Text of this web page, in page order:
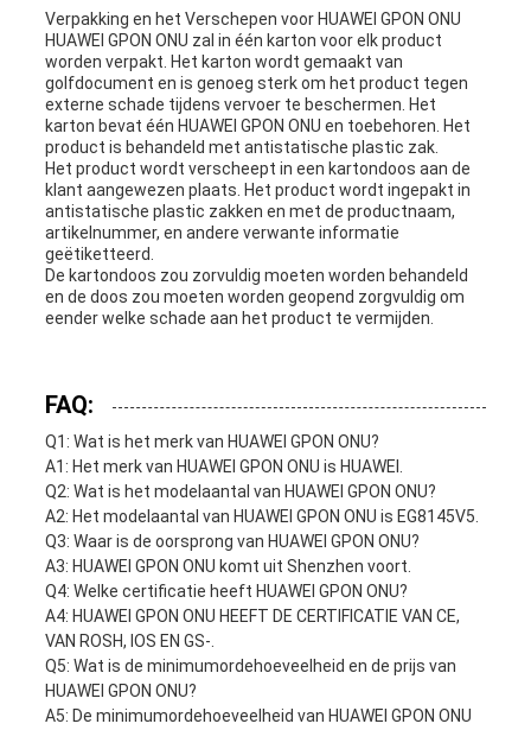
Verpakking en het Verschepen voor HUAWEI GPON ONU
HUAWEI GPON ONU zal in één karton voor elk product
worden verpakt. Het karton wordt gemaakt van
golfdocument en is genoeg sterk om het product tegen
externe schade tijdens vervoer te beschermen. Het
karton bevat één HUAWEI GPON ONU en toebehoren. Het
product is behandeld met antistatische plastic zak.
Het product wordt verscheept in een kartondoos aan de
klant aangewezen plaats. Het product wordt ingepakt in
antistatische plastic zakken en met de productnaam,
artikelnummer, en andere verwante informatie
geëtiketteerd.
De kartondoos zou zorvuldig moeten worden behandeld
en de doos zou moeten worden geopend zorgvuldig om
eender welke schade aan het product te vermijden.
FAQ:
Q1: Wat is het merk van HUAWEI GPON ONU?
A1: Het merk van HUAWEI GPON ONU is HUAWEI.
Q2: Wat is het modelaantal van HUAWEI GPON ONU?
A2: Het modelaantal van HUAWEI GPON ONU is EG8145V5.
Q3: Waar is de oorsprong van HUAWEI GPON ONU?
A3: HUAWEI GPON ONU komt uit Shenzhen voort.
Q4: Welke certificatie heeft HUAWEI GPON ONU?
A4: HUAWEI GPON ONU HEEFT DE CERTIFICATIE VAN CE,
VAN ROSH, IOS EN GS-.
Q5: Wat is de minimumordehoeveelheid en de prijs van
HUAWEI GPON ONU?
A5: De minimumordehoeveelheid van HUAWEI GPON ONU